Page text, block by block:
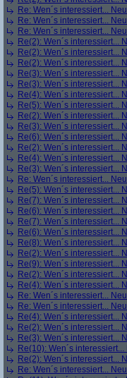
Re: Wen´s interessiert...
Re: Wen´s interessiert...
Re: Wen´s interessiert...
Re(2): Wen´s interessiert...
Re(2): Wen´s interessiert...
Re(2): Wen´s interessiert...
Re(3): Wen´s interessiert...
Re(3): Wen´s interessiert...
Re(4): Wen´s interessiert...
Re(5): Wen´s interessiert...
Re(2): Wen´s interessiert...
Re(3): Wen´s interessiert...
Re(6): Wen´s interessiert...
Re(2): Wen´s interessiert...
Re(4): Wen´s interessiert...
Re(3): Wen´s interessiert...
Re: Wen´s interessiert...
Re(5): Wen´s interessiert...
Re(7): Wen´s interessiert...
Re(6): Wen´s interessiert...
Re(7): Wen´s interessiert...
Re(6): Wen´s interessiert...
Re(8): Wen´s interessiert...
Re(2): Wen´s interessiert...
Re(9): Wen´s interessiert...
Re(2): Wen´s interessiert...
Re(4): Wen´s interessiert...
Re: Wen´s interessiert...
Re: Wen´s interessiert...
Re(4): Wen´s interessiert...
Re(2): Wen´s interessiert...
Re(3): Wen´s interessiert...
Re(10): Wen´s
Re(2): Wen´s interessiert...
Re: Wen´s interessiert...